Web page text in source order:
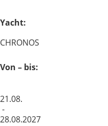
Yacht:
CHRONOS
Von – bis:
21.08.
-
28.08.2027